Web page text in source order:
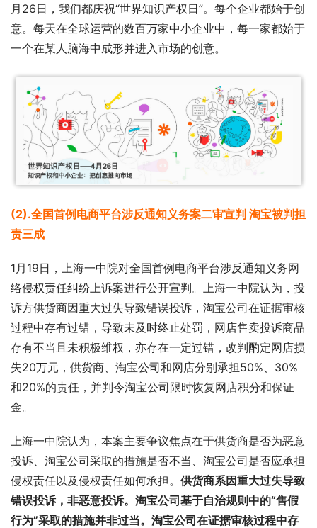
月26日，我们都庆祝“世界知识产权日”。每个企业都始于创
意。每天在全球运营的数百万家中小企业中，每一家都始于
一个在某人脑海中成形并进入市场的创意。
(2).全国首例电商平台涉反通知义务案二审宣判 淘宝被判担
责三成
1月19日，上海一中院对全国首例电商平台涉反通知义务网
络侵权责任纠纷上诉案进行公开宣判。上海一中院认为，投
诉方供货商因重大过失导致错误投诉，淘宝公司在证据审核
过程中存有过错，导致未及时终止处罚，网店售卖投诉商品
存有不当且未积极维权，亦存在一定过错，改判酌定网店损
失20万元，供货商、淘宝公司和网店分别承担50%、30%
和20%的责任，并判令淘宝公司限时恢复网店积分和保证
金。
上海一中院认为，本案主要争议焦点在于供货商是否为恶意
投诉、淘宝公司采取的措施是否不当、淘宝公司是否应承担
侵权责任以及侵权责任如何承担。 供货商系因重大过失导致
错误投诉，非恶意投诉。 淘宝公司基于自治规则中的“售假
行为”采取的措施并非过当。 淘宝公司在证据审核过程中存